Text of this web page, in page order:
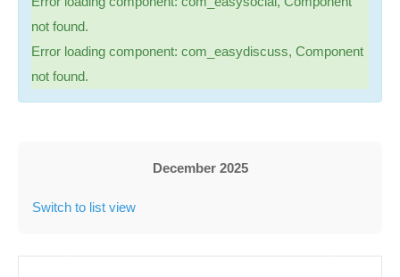
not found.
Error loading component: com_easydiscuss, Component
not found.
December 2025
Switch to list view